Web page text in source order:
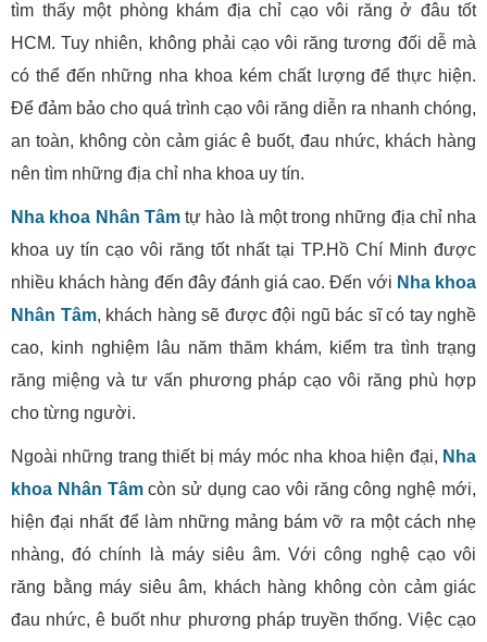
tìm thấy một phòng khám địa chỉ cạo vôi răng ở đâu tốt
HCM. Tuy nhiên, không phải cạo vôi răng tương đối dễ mà
có thể đến những nha khoa kém chất lượng để thực hiện.
Để đảm bảo cho quá trình cạo vôi răng diễn ra nhanh chóng,
an toàn, không còn cảm giác ê buốt, đau nhức, khách hàng
nên tìm những địa chỉ nha khoa uy tín.
Nha khoa Nhân Tâmtự hào là một trong những địa chỉ nha
khoa uy tín cạo vôi răng tốt nhất tại TP.Hồ Chí Minh được
nhiều khách hàng đến đây đánh giá cao. Đến với Nha khoa
Nhân Tâm, khách hàng sẽ được đội ngũ bác sĩ có tay nghề
cao, kinh nghiệm lâu năm thăm khám, kiểm tra tình trạng
răng miệng và tư vấn phương pháp cạo vôi răng phù hợp
cho từng người.
Ngoài những trang thiết bị máy móc nha khoa hiện đại, Nha
khoa Nhân Tâmcòn sử dụng cao vôi răng công nghệ mới,
hiện đại nhất để làm những mảng bám vỡ ra một cách nhẹ
nhàng, đó chính là máy siêu âm. Với công nghệ cạo vôi
răng bằng máy siêu âm, khách hàng không còn cảm giác
đau nhức, ê buốt như phương pháp truyền thống. Việc cạo